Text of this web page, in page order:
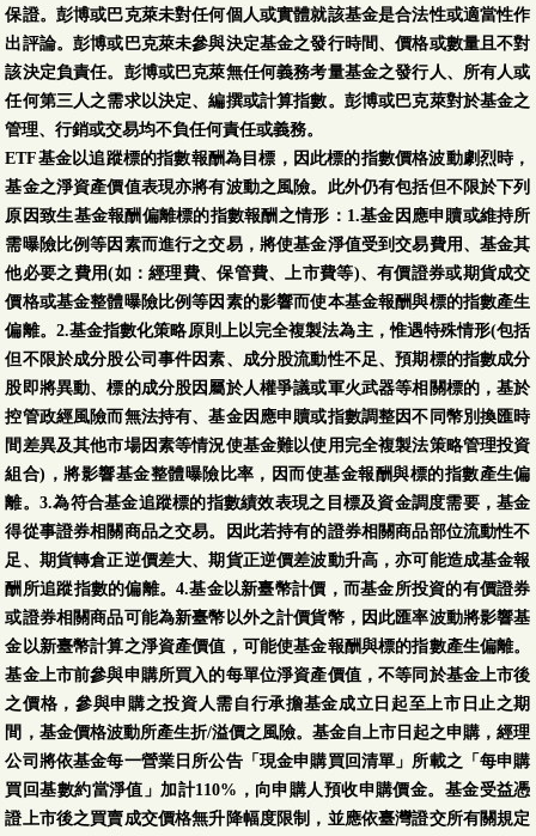
保證。彭博或巴克萊未對任何個人或實體就該基金是合法性或適當性作
出評論。彭博或巴克萊未參與決定基金之發行時間、價格或數量且不對
該決定負責任。彭博或巴克萊無任何義務考量基金之發行人、所有人或
任何第三人之需求以決定、編撰或計算指數。彭博或巴克萊對於基金之
管理、行銷或交易均不負任何責任或義務。
ETF基金以追蹤標的指數報酬為目標，因此標的指數價格波動劇烈時，
基金之淨資產價值表現亦將有波動之風險。此外仍有包括但不限於下列
原因致生基金報酬偏離標的指數報酬之情形：1.基金因應申贖或維持所
需曝險比例等因素而進行之交易，將使基金淨值受到交易費用、基金其
他必要之費用(如：經理費、保管費、上市費等)、有價證券或期貨成交
價格或基金整體曝險比例等因素的影響而使本基金報酬與標的指數產生
偏離。2.基金指數化策略原則上以完全複製法為主，惟遇特殊情形(包括
但不限於成分股公司事件因素、成分股流動性不足、預期標的指數成分
股即將異動、標的成分股因屬於人權爭議或軍火武器等相關標的，基於
控管政經風險而無法持有、基金因應申贖或指數調整因不同幣別換匯時
間差異及其他市場因素等情況使基金難以使用完全複製法策略管理投資
組合)，將影響基金整體曝險比率，因而使基金報酬與標的指數產生偏
離。3.為符合基金追蹤標的指數績效表現之目標及資金調度需要，基金
得從事證券相關商品之交易。因此若持有的證券相關商品部位流動性不
足、期貨轉倉正逆價差大、期貨正逆價差波動升高，亦可能造成基金報
酬所追蹤指數的偏離。4.基金以新臺幣計價，而基金所投資的有價證券
或證券相關商品可能為新臺幣以外之計價貨幣，因此匯率波動將影響基
金以新臺幣計算之淨資產價值，可能使基金報酬與標的指數產生偏離。
基金上市前參與申購所買入的每單位淨資產價值，不等同於基金上市後
之價格，參與申購之投資人需自行承擔基金成立日起至上市日止之期
間，基金價格波動所產生折/溢價之風險。基金自上市日起之申購，經理
公司將依基金每一營業日所公告「現金申購買回清單」所載之「每申購
買回基數約當淨值」加計110%，向申購人預收申購價金。基金受益憑
證上市後之買賣成交價格無升降幅度限制，並應依臺灣證交所有關規定